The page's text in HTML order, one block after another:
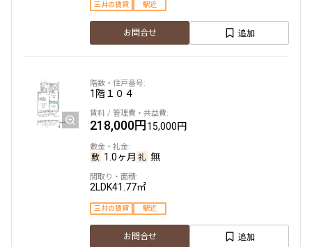
三井の賃貸 駅近
お問合せ 追加
1階１０４
218,000円15,000円
1.0ヶ月 無
2LDK41.77㎡
三井の賃貸 駅近
お問合せ 追加